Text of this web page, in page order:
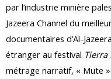
par l’industrie minière
Jazeera Channel du
documentaires d’Al-
étranger au festival Tierra
métrage narratif, « Mute